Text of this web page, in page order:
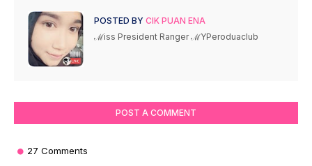
POSTED BY CIK PUAN ENA
ℳiss President Ranger ℳYPeroduaclub
POST A COMMENT
27 Comments